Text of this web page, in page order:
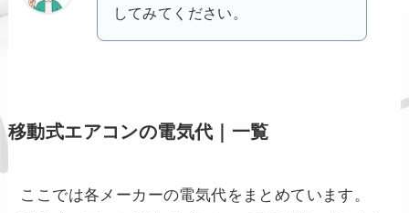
してみてください。
移動式エアコンの電気代｜一覧
ここでは各メーカーの電気代をまとめています。